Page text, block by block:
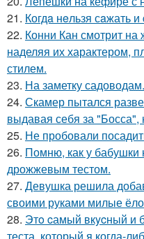
21. Когдa нeльзя сaжать и
22. Конни Кан смотрит
наделяя их характером,
стилем.
23. На заметку садоводам.
24. Скамер пытался
выдавая себя за "Босса",
25. Не пробовали
26. Помню, как у бабушки
дрожжевым тестом.
27. Девушка решила
своими руками милые
28. Этo cамый вкycный и